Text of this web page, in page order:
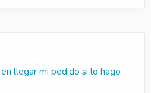
llegar mi pedido si lo hago